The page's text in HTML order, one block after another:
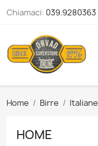
Chiamaci: 039.9280363
Home Birre Italiane
HOME